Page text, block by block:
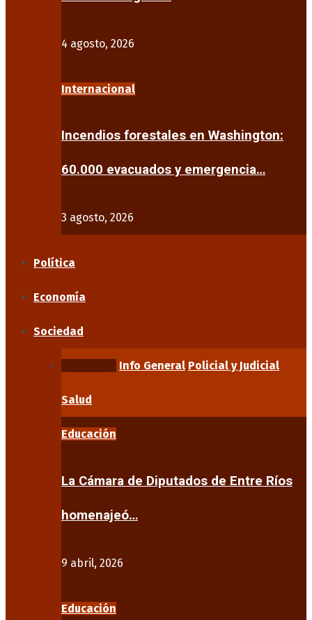
4 agosto, 2026
Internacional
Incendios forestales en Washington:
60.000 evacuados y emergencia…
3 agosto, 2026
Política
Economía
Sociedad
Info General Policial y Judicial
Salud
Educación
La Cámara de Diputados de Entre Ríos
homenajeó…
9 abril, 2026
Educación